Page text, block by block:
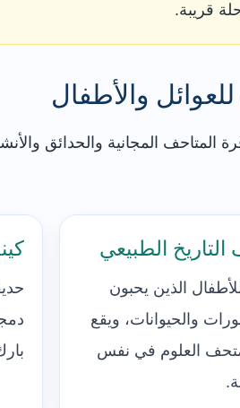
قريبة.
والأطفال
المتاحف المجانية والحدائق
الطبيعي
الذين يحبون
والحيوانات، ويقع
العلوم في نفس